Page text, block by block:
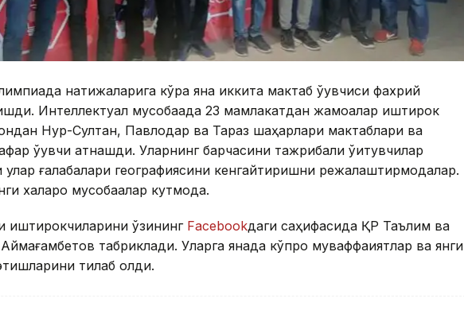
натижаларига кўра яна иккита мактаб ўқувчиси фахрий
Интеллектуал мусобақада 23 мамлакатдан жамоалар иштирок
Нур-Султан, Павлодар ва Тараз шаҳарлари мактаблари ва
ўқувчи қатнашди. Уларнинг барчасини тажрибали ўқитувчилар
ғалабалари географиясини кенгайтиришни режалаштирмоқдалар.
халқаро мусобақалар кутмоқда.
иштирокчиларини ўзининг Facebookдаги саҳифасида ҚР Таълим ва
табриклади. Уларга янада кўпроқ муваффақиятлар ва янги
тилаб қолди.